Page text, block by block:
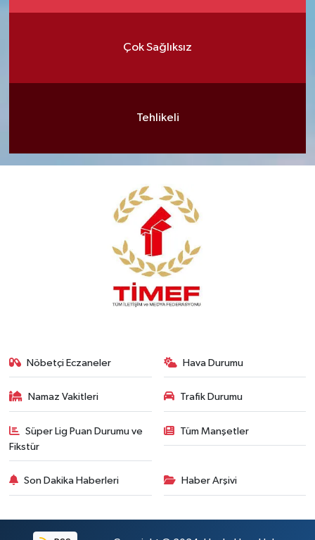
Çok Sağlıksız
Tehlikeli
Nöbetçi Eczaneler Hava Durumu
Namaz Vakitleri Trafik Durumu
Süper Lig Puan Durumu ve
Fikstür
Tüm Manşetler
Son Dakika Haberleri Haber Arşivi